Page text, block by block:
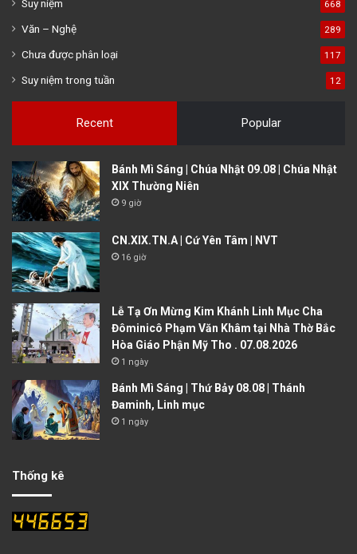
Suy niệm 668
Văn – Nghệ 289
Chưa được phân loại 117
Suy niệm trong tuần 12
Recent Popular
Bánh Mì Sáng | Chúa Nhật 09.08 | Chúa Nhật
XIX Thường Niên
9 giờ
CN.XIX.TN.A | Cứ Yên Tâm | NVT
16 giờ
Lễ Tạ Ơn Mừng Kim Khánh Linh Mục Cha
Đôminicô Phạm Văn Khâm tại Nhà Thờ Bắc
Hòa Giáo Phận Mỹ Tho . 07.08.2026
1 ngày
Bánh Mì Sáng | Thứ Bảy 08.08 | Thánh
Đaminh, Linh mục
1 ngày
Thống kê